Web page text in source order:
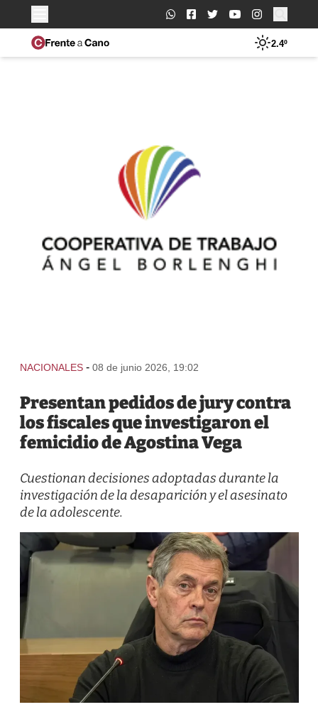
Buscar:
2.4º
NACIONALES - 08 de junio 2026, 19:02
Presentan pedidos de jury contra
los fiscales que investigaron el
femicidio de Agostina Vega
Cuestionan decisiones adoptadas durante la
investigación de la desaparición y el asesinato
de la adolescente.